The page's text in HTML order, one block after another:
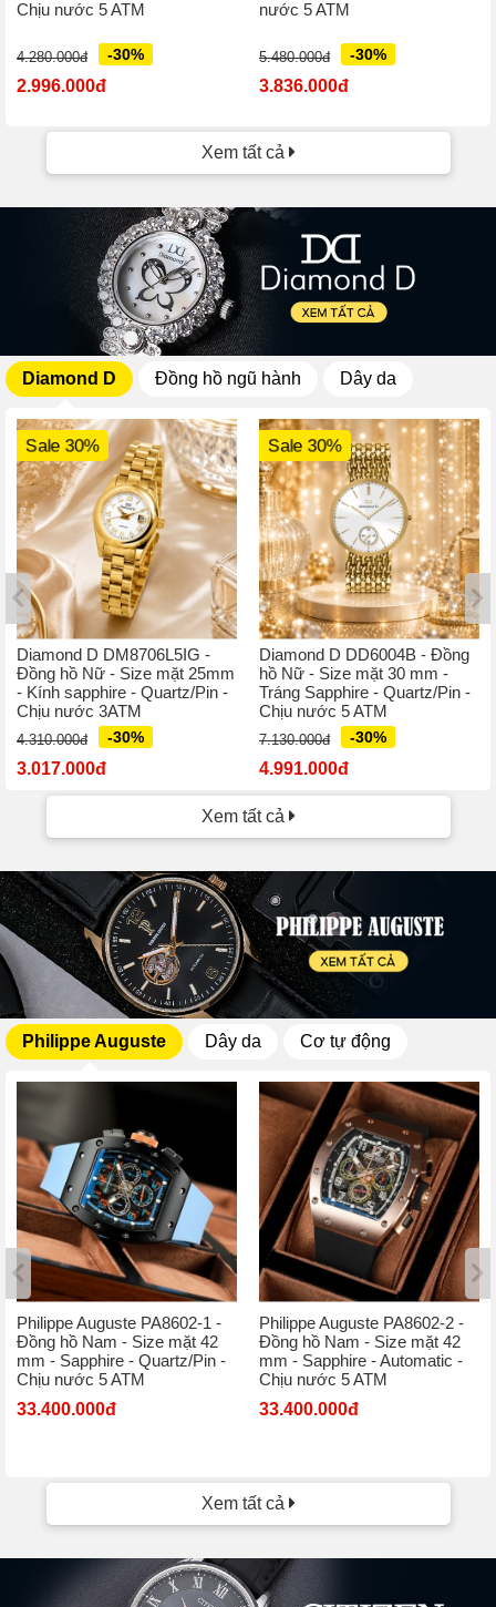
Chịu nước 5 ATM
4.280.000đ -30%
2.996.000đ
nước 5 ATM
5.480.000đ -30%
3.836.000đ
Xem tất cả
Diamond D Đồng hồ ngũ hành Dây da
Sale 30%
Diamond D DM8706L5IG -
Đồng hồ Nữ - Size mặt 25mm
- Kính sapphire - Quartz/Pin -
Chịu nước 3ATM
4.310.000đ -30%
3.017.000đ
Sale 30%
Diamond D DD6004B - Đồng
hồ Nữ - Size mặt 30 mm -
Tráng Sapphire - Quartz/Pin -
Chịu nước 5 ATM
7.130.000đ -30%
4.991.000đ
Xem tất cả
Philippe Auguste Dây da Cơ tự động
Philippe Auguste PA8602-1 -
Đồng hồ Nam - Size mặt 42
mm - Sapphire - Quartz/Pin -
Chịu nước 5 ATM
33.400.000đ
Philippe Auguste PA8602-2 -
Đồng hồ Nam - Size mặt 42
mm - Sapphire - Automatic -
Chịu nước 5 ATM
33.400.000đ
Xem tất cả